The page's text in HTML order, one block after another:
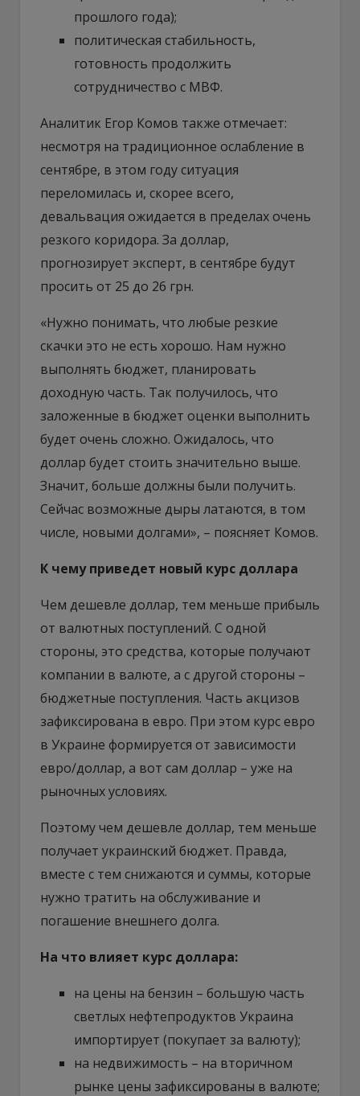
прошлого года);
политическая стабильность,
готовность продолжить
сотрудничество с МВФ.
Аналитик Егор Комов также отмечает:
несмотря на традиционное ослабление в
сентябре, в этом году ситуация
переломилась и, скорее всего,
девальвация ожидается в пределах очень
резкого коридора. За доллар,
прогнозирует эксперт, в сентябре будут
просить от 25 до 26 грн.
«Нужно понимать, что любые резкие
скачки это не есть хорошо. Нам нужно
выполнять бюджет, планировать
доходную часть. Так получилось, что
заложенные в бюджет оценки выполнить
будет очень сложно. Ожидалось, что
доллар будет стоить значительно выше.
Значит, больше должны были получить.
Сейчас возможные дыры латаются, в том
числе, новыми долгами», – поясняет Комов.
К чему приведет новый курс доллара
Чем дешевле доллар, тем меньше прибыль
от валютных поступлений. С одной
стороны, это средства, которые получают
компании в валюте, а с другой стороны –
бюджетные поступления. Часть акцизов
зафиксирована в евро. При этом курс евро
в Украине формируется от зависимости
евро/доллар, а вот сам доллар – уже на
рыночных условиях.
Поэтому чем дешевле доллар, тем меньше
получает украинский бюджет. Правда,
вместе с тем снижаются и суммы, которые
нужно тратить на обслуживание и
погашение внешнего долга.
На что влияет курс доллара:
на цены на бензин – большую часть
светлых нефтепродуктов Украина
импортирует (покупает за валюту);
на недвижимость – на вторичном
рынке цены зафиксированы в валюте;